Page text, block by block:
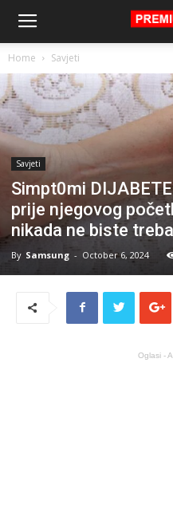
Home Savjeti
Savjeti
Simpt0mi
prije njegovog
nikada ne biste
By Samsung - October 6, 2024
Oglasi -